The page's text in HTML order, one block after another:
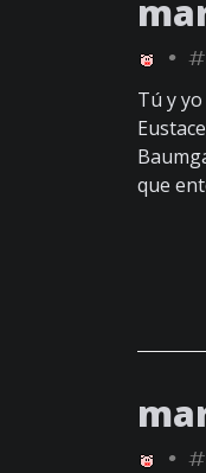
•
Tú y
que
•